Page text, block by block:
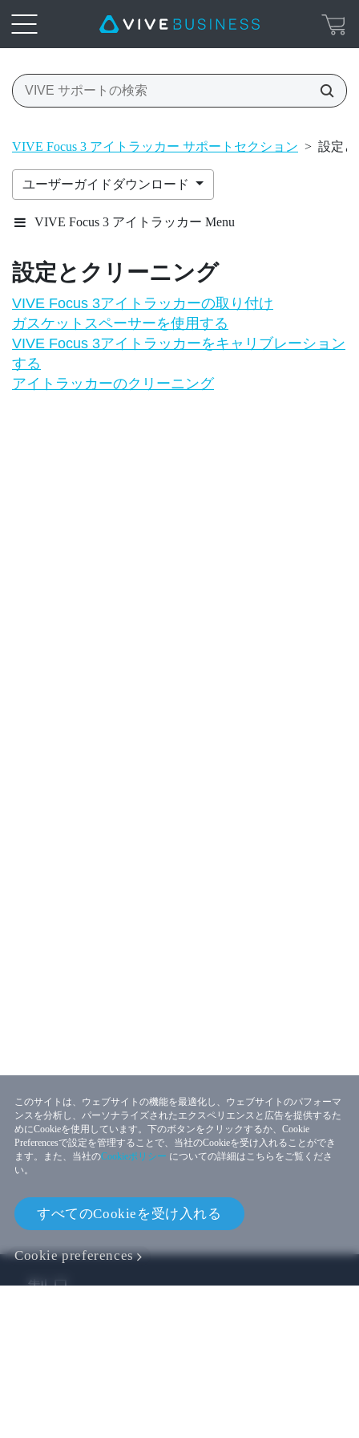
VIVE Focus 3 アイトラッカー サポートセクション > 設定
ユーザーガイドダウンロード
VIVE Focus 3 アイトラッカー Menu
設定とクリーニング
VIVE Focus 3アイトラッカーの取り付け
ガスケットスペーサーを使用する
VIVE Focus 3アイトラッカーをキャリブレーション
する
アイトラッカーのクリーニング
このサイトは、ウェブサイトの機能を最適化し、ウェブサイトのパフォーマ
ンスを分析し、パーソナライズされたエクスペリエンスと広告を提供するた
めにCookieを使用しています。下のボタンをクリックするか、Cookie
Preferencesで設定を管理することで、当社のCookieを受け入れることができ
ます。また、当社のCookieポリシー についての詳細はこちらをご覧くださ
い。
すべてのCookieを受け入れる
Cookie preferences
製品